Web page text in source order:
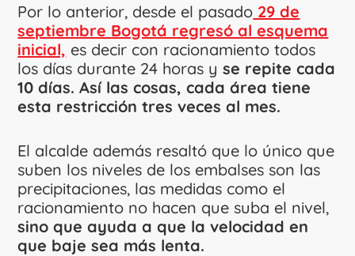
Por lo anterior, desde el pasado 29 de
septiembre Bogotá regresó al esquema
inicial, es decir con racionamiento todos
los días durante 24 horas y se repite cada
10 días. Así las cosas, cada área tiene
esta restricción tres veces al mes.
El alcalde además resaltó que lo único que
suben los niveles de los embalses son las
precipitaciones, las medidas como el
racionamiento no hacen que suba el nivel,
sino que ayuda a que la velocidad en
que baje sea más lenta.